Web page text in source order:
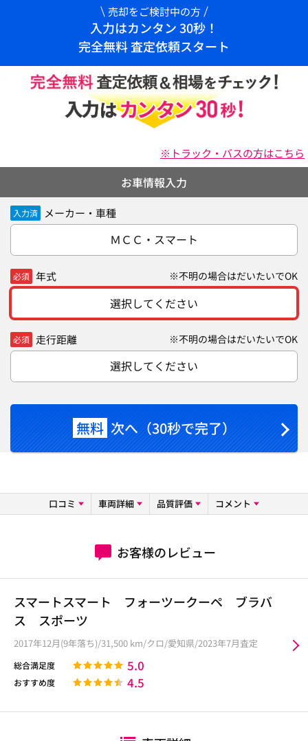
売却をご検討中の方
入力はカンタン 30秒！
完全無料 査定依頼スタート
※トラック・バスの方はこちら
お車情報入力
入力済 メーカー・車種
ＭＣＣ・スマート
必須 年式 ※不明の場合はだいたいでOK
選択してください
必須 走行距離 ※不明の場合はだいたいでOK
選択してください
無料 次へ（30秒で完了）
口コミ 車両詳細 品質評価 コメント
お客様のレビュー
スマートスマート フォーツークーペ ブラバ
ス スポーツ
2017年12月(9年落ち)/31,500 km/クロ/愛知県/2023年7月査定
総合満足度 5.0
おすすめ度 4.5